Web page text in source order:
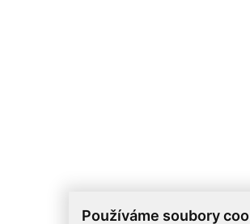
Používáme soubory